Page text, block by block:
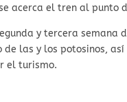
acerca el tren al punto
y tercera
de las y los potosinos,
el turismo.